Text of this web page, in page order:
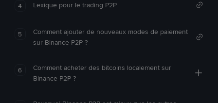
4 Lexique pour le trading P2P
5
Comment ajouter de nouveaux modes de paiement
sur Binance P2P ?
6
Comment acheter des bitcoins localement sur
Binance P2P ?